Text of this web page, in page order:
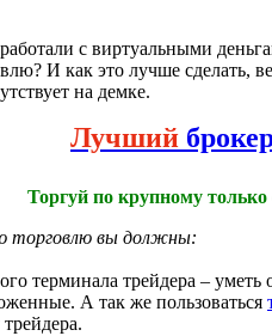
с виртуальными
И как это лучше сделать,
на демке.
Лучший
Торгуй по крупному
торговлю вы должны:
терминала трейдера – уметь
А так же пользоваться